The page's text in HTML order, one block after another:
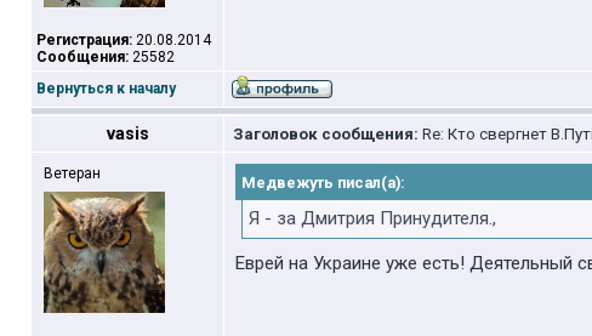
Регистрация: 20.08.2014
Сообщения: 25582
Вернуться к началу
vasis Заголовок сообщения: Re: Кто свергнет
Ветеран Медвежуть писал(а):
Я - за Дмитрия Принудителя.,
Еврей на Украине уже есть! Деятельный